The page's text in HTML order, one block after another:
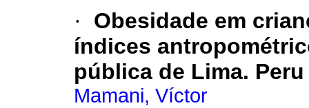
·
Obesidade em
índices
pública de Lima. Peru
Mamani, Víctor